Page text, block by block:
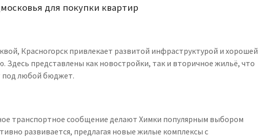
для покупки квартир
Красногорск привлекает развитой инфраструктурой и хорошей
Здесь представлены как новостройки, так и вторичное жильё, что
под любой бюджет.
транспортное сообщение делают Химки популярным выбором
развивается, предлагая новые жилые комплексы с